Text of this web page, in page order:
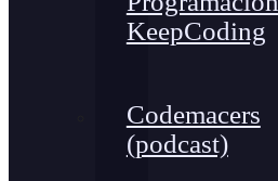
KeepCoding
Codemacers
(podcast)